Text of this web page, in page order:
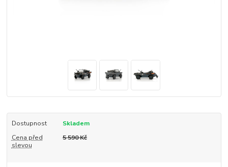
Dostupnost
Skladem
Cena před
slevou
5 590 Kč